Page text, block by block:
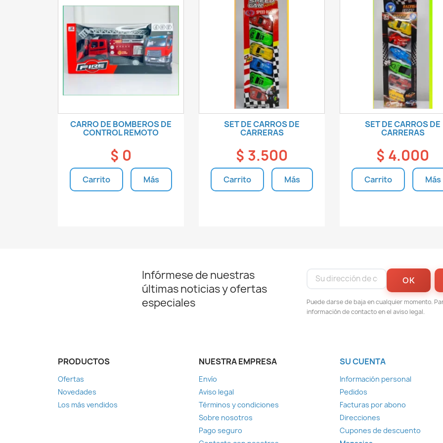
CARRO DE BOMBEROS DE
CONTROL REMOTO
$ 0
Carrito Más
SET DE CARROS DE
CARRERAS
$ 3.500
Carrito Más
SET DE CARROS DE
CARRERAS
$ 4.000
Carrito Más
Infórmese de nuestras
últimas noticias y ofertas
especiales
Puede darse de baja en cualquier momento.
información de contacto en el aviso legal.
PRODUCTOS
Ofertas
Novedades
Los más vendidos
NUESTRA EMPRESA
Envío
Aviso legal
Términos y condiciones
Sobre nosotros
Pago seguro
SU CUENTA
Información personal
Pedidos
Facturas por abono
Direcciones
Cupones de descuento